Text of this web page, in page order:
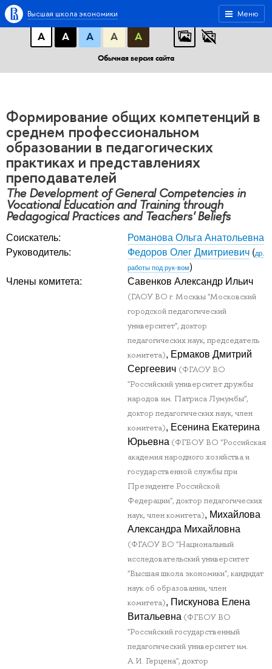
A A A
АБB
А
А А А А
Обычная версия сайта
Меню
Высшая школа экономики
Формирование общих компетенций в
среднем профессиональном
образовании в педагогических
практиках и представлениях
преподавателей
The Development of General Competencies in
Vocational Education and Training through
Pedagogical Practices and Teachers' Beliefs
Соискатель:
Романова Ольга Анатольевна
Руководитель:
Федоров Олег Дмитриевич (др.
работы под рук-вом)
Члены комитета:
Савенков Александр Ильич
(ГАОУ ВО г. Москвы "Московский
городской педагогический
университет", доктор
педагогических наук, председатель
комитета), Ермаков Дмитрий
Сергеевич (ФГАОУ ВО
"Российский университет дружбы
народов им. Патриса Лумумбы",
доктор педагогических наук, член
комитета), Есенина Екатерина
Юрьевна (ФГБОУ ВО "Российская
академия народного хозяйства и
государственной службы при
Президенте Российской
Федерации", доктор педагогических
наук, член комитета), Михайлова
Александра Михайловна
(ФГАОУ ВО "Национальный
исследовательский университет
"Высшая школа экономики", кандидат
наук об образовании, член
комитета), Пискунова Елена
Витальевна (ФГБОУ ВО
"Российский государственный
педагогический университет им.
А.И. Герцена", доктор